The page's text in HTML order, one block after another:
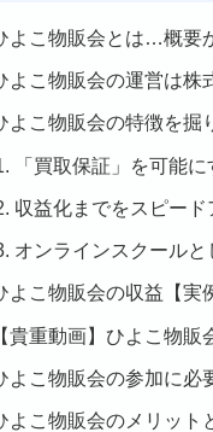
よこ物販会とは…概要
よこ物販会の運営は株
よこ物販会の特徴を掘
「買取保証」を可能
収益化までをスピード
オンラインスクールと
よこ物販会の収益【実
【貴重動画】ひよこ物
よこ物販会の参加に必
よこ物販会のメリット